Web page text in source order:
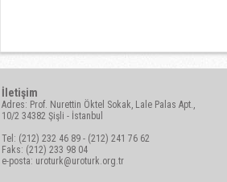
İletişim
Adres: Prof. Nurettin Öktel Sokak, Lale Palas Apt.,
10/2 34382 Şişli - İstanbul
Tel: (212) 232 46 89 - (212) 241 76 62
Faks: (212) 233 98 04
e-posta: uroturk@uroturk.org.tr